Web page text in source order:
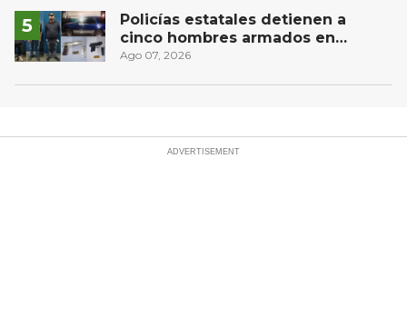
Policías estatales detienen a
cinco hombres armados en
Puebla capital
Ago 07, 2026